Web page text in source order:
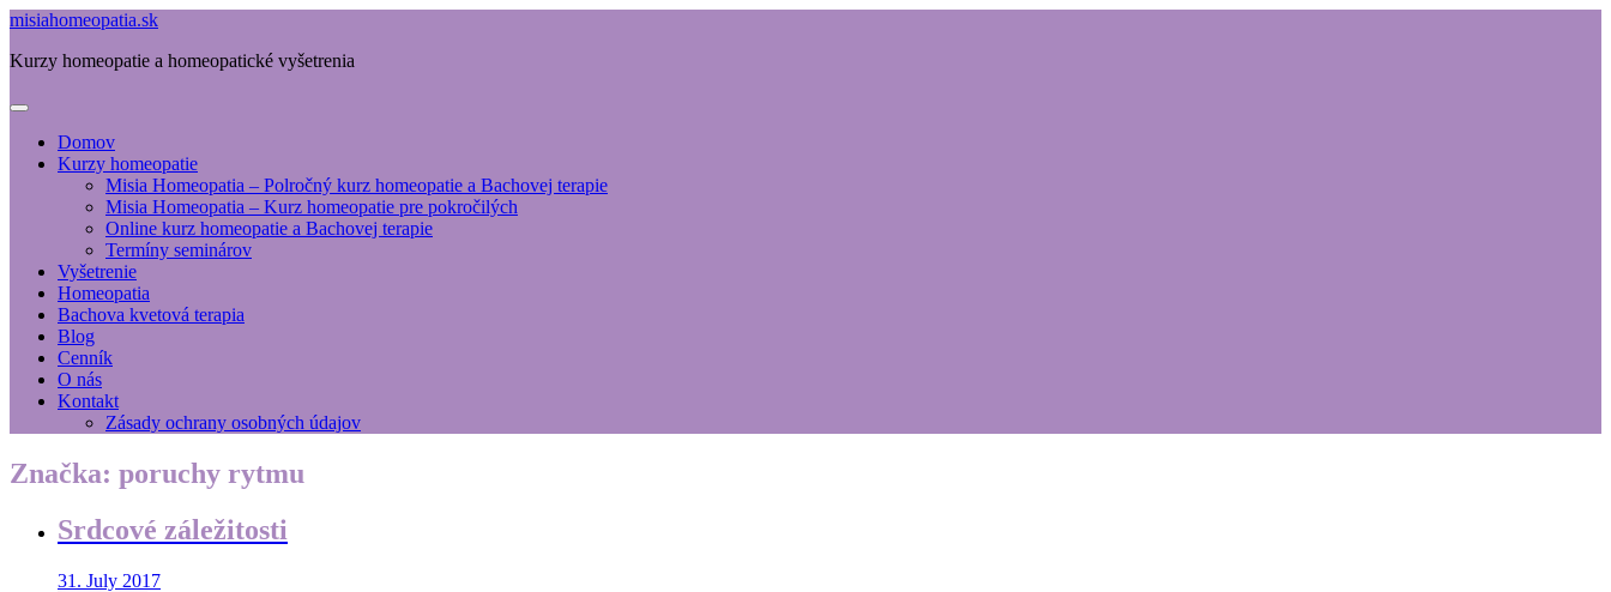
misiahomeopatia.sk
Kurzy homeopatie a homeopatické vyšetrenia
Domov
Kurzy homeopatie
Misia Homeopatia – Polročný kurz homeopatie a Bachovej terapie
Misia Homeopatia – Kurz homeopatie pre pokročilých
Online kurz homeopatie a Bachovej terapie
Termíny seminárov
Vyšetrenie
Homeopatia
Bachova kvetová terapia
Blog
Cenník
O nás
Kontakt
Zásady ochrany osobných údajov
Značka: poruchy rytmu
Srdcové záležitosti
31. July 2017